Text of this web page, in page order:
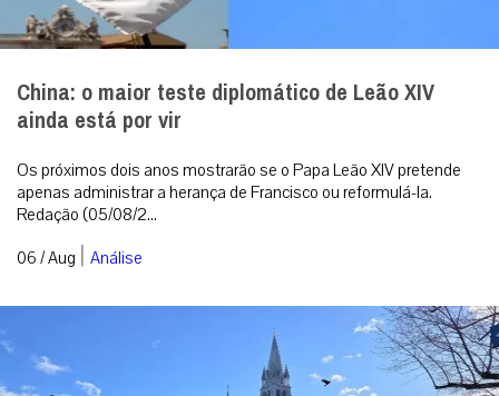
China: o maior teste diplomático de Leão XIV
ainda está por vir
Os próximos dois anos mostrarão se o Papa Leão XIV pretende
apenas administrar a herança de Francisco ou reformulá-la.
Redação (05/08/2...
06 / Aug | Análise